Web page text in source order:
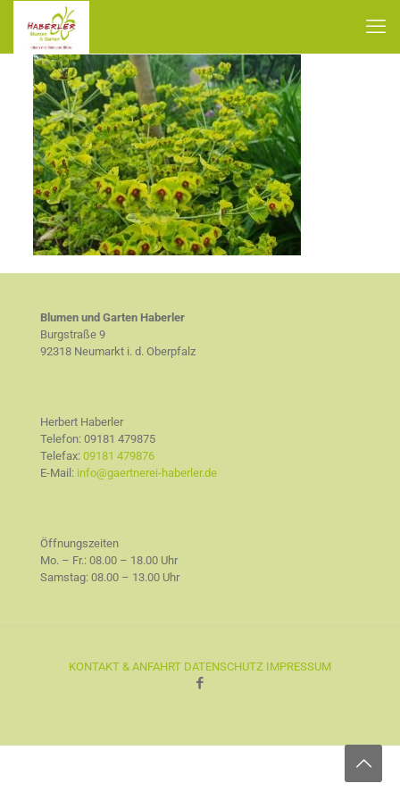
Blumen und Garten Haberler
Burgstraße 9
92318 Neumarkt i. d. Oberpfalz
Herbert Haberler
Telefon: 09181 479875
Telefax: 09181 479876
E-Mail: info@gaertnerei-haberler.de
Öffnungszeiten
Mo. – Fr.: 08.00 – 18.00 Uhr
Samstag: 08.00 – 13.00 Uhr
KONTAKT & ANFAHRT DATENSCHUTZ IMPRESSUM